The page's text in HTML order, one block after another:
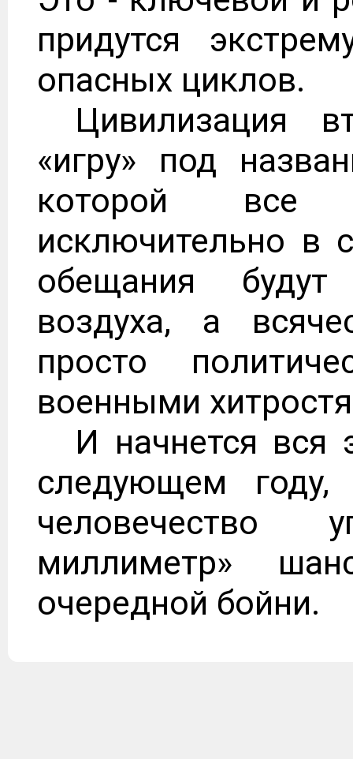
придутся
опасных циклов.
Цивилизация
«игру» под
которой все
исключительно в
обещания будут
воздуха, а
просто
военными
И начнется вся
следующем
человечество
миллиметр»
очередной бойни.